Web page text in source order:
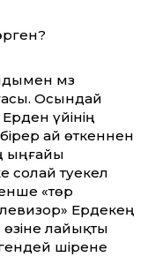
мәз
Осындай
үйінің
ай өткеннен
ыңғайы
тәуекел
«төр
Ердекең
өзіне лайықты
шірене